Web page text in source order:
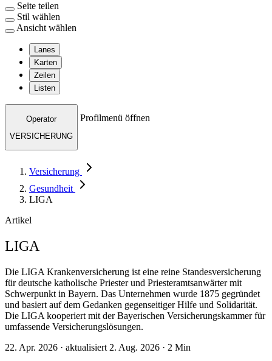
Seite teilen
Stil wählen
Ansicht wählen
Lanes
Karten
Zeilen
Listen
Operator
VERSICHERUNG
Profilmenü öffnen
Versicherung
Gesundheit
LIGA
Artikel
LIGA
Die LIGA Krankenversicherung ist eine reine Standesversicherung
für deutsche katholische Priester und Priesteramtsanwärter mit
Schwerpunkt in Bayern. Das Unternehmen wurde 1875 gegründet
und basiert auf dem Gedanken gegenseitiger Hilfe und Solidarität.
Die LIGA kooperiert mit der Bayerischen Versicherungskammer für
umfassende Versicherungslösungen.
22. Apr. 2026 · aktualisiert 2. Aug. 2026 · 2 Min